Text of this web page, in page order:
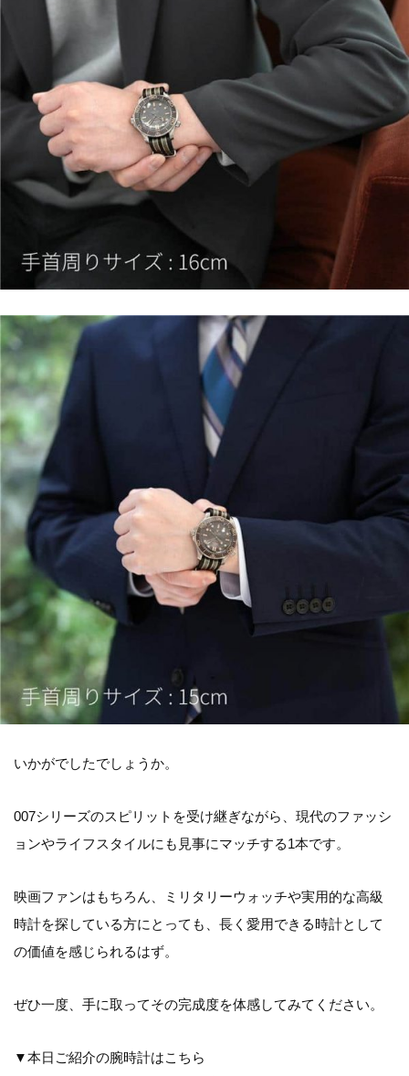
いかがでしたでしょうか。
007シリーズのスピリットを受け継ぎながら、現代のファッシ
ョンやライフスタイルにも見事にマッチする1本です。
映画ファンはもちろん、ミリタリーウォッチや実用的な高級
時計を探している方にとっても、長く愛用できる時計として
の価値を感じられるはず。
ぜひ一度、手に取ってその完成度を体感してみてください。
▼本日ご紹介の腕時計はこちら